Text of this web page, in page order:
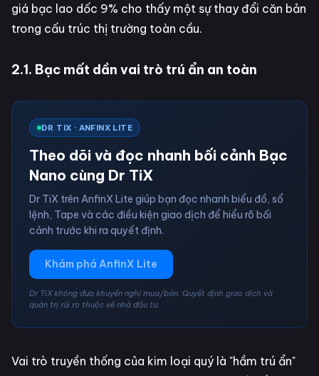
giá bạc lao dốc 9% cho thấy một sự thay đổi căn bản
trong cấu trúc thị trường toàn cầu.
2.1. Bạc mất dần vai trò trú ẩn an toàn
DR TIX · ANFINX LITE
Theo dõi và đọc nhanh bối cảnh Bạc
Nano cùng Dr TiX
Dr TiX trên AnfinX Lite giúp bạn đọc nhanh biểu đồ, sổ
lệnh, Tape và các điều kiện giao dịch để hiểu rõ bối
cảnh trước khi ra quyết định.
Khám phá AnfinX Lite
Dr TiX không đưa khuyến nghị mua/bán. Quyết định giao dịch và
quản trị rủi ro thuộc về nhà đầu tư.
Vai trò truyền thống của kim loại quý là "hầm trú ẩn"